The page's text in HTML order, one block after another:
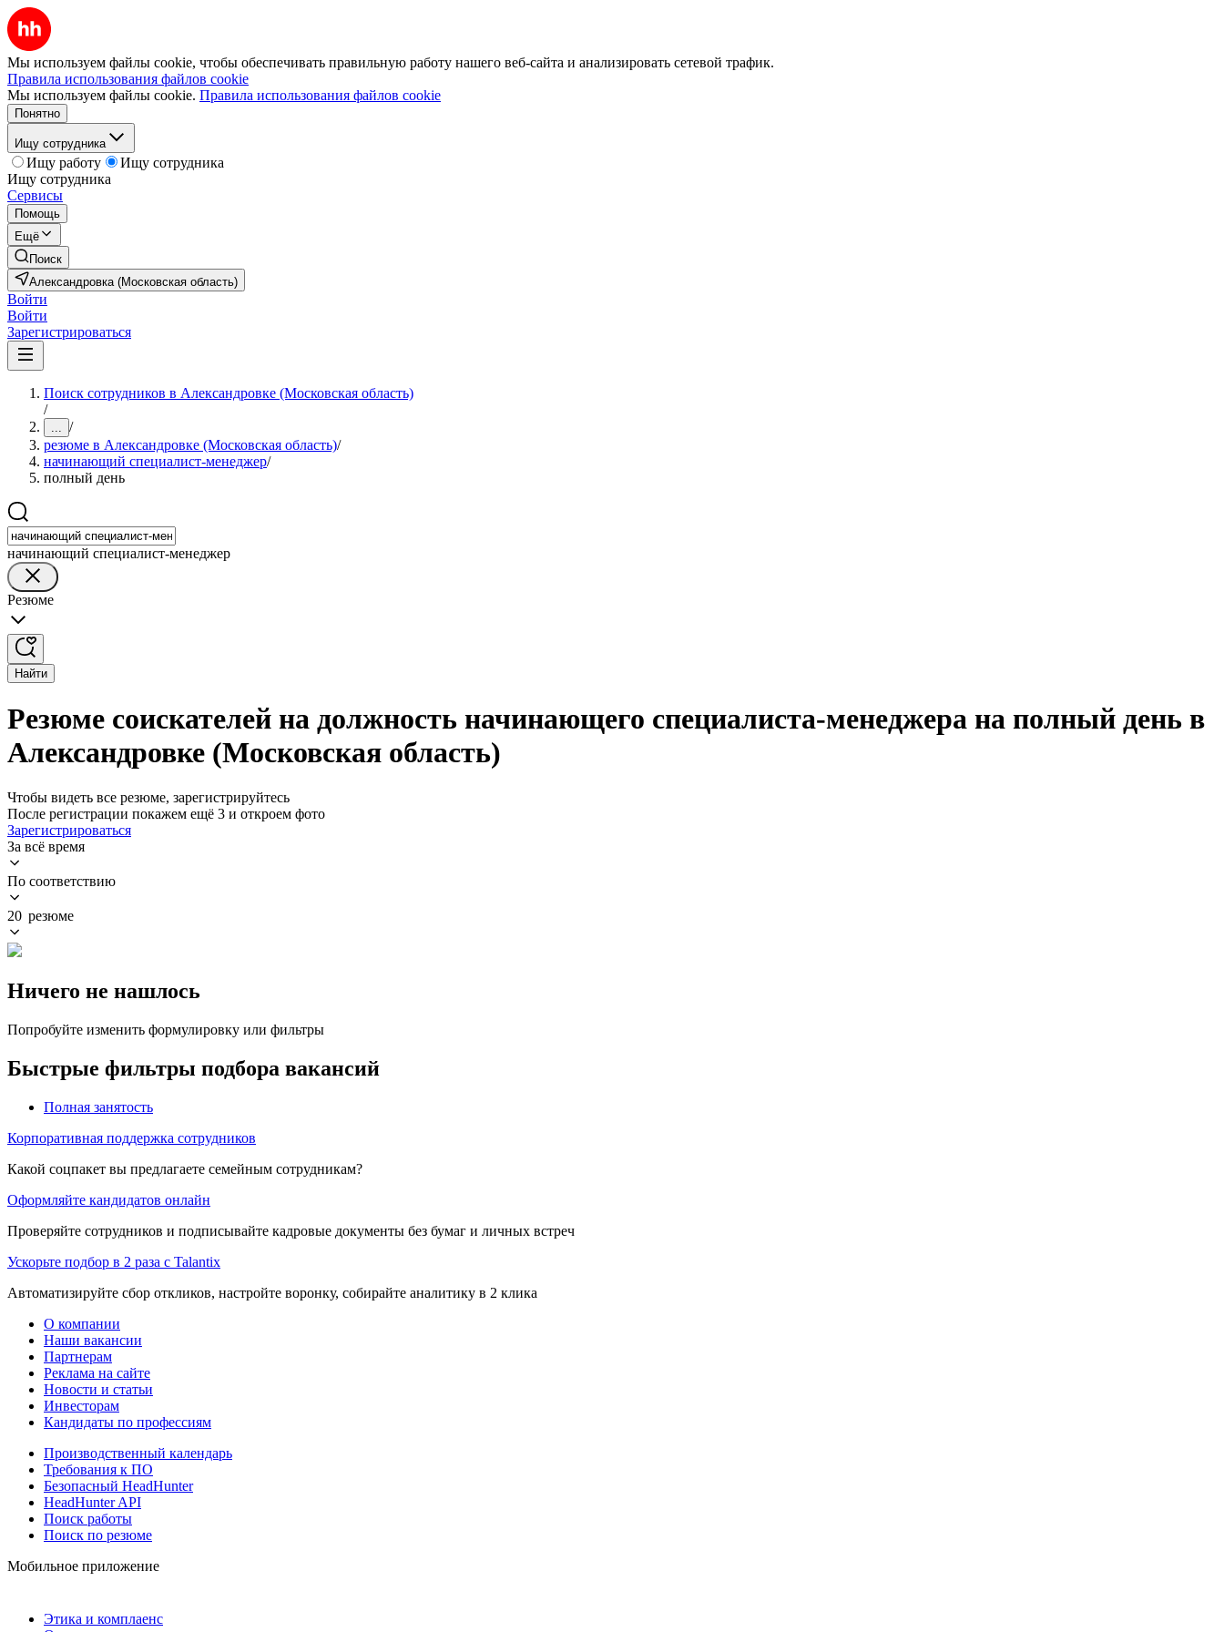
Мы используем файлы cookie, чтобы обеспечивать правильную работу нашего веб-сайта и анализировать сетевой трафик.
Правила использования файлов cookie
Мы используем файлы cookie. Правила использования файлов cookie
Понятно
Ищу сотрудника
Ищу работу
Ищу сотрудника
Ищу сотрудника
Сервисы
Помощь
Ещё
Поиск
Александровка (Московская область)
Войти
Войти
Зарегистрироваться
Поиск сотрудников в Александровке (Московская область)
/
... /
резюме в Александровке (Московская область)/
начинающий специалист-менеджер/
полный день
начинающий специалист-менеджер
Резюме
Найти
Резюме соискателей на должность начинающего специалиста-менеджера на полный день в
Александровке (Московская область)
Чтобы видеть все резюме, зарегистрируйтесь
После регистрации покажем ещё 3 и откроем фото
Зарегистрироваться
За всё время
По соответствию
20 резюме
Ничего не нашлось
Попробуйте изменить формулировку или фильтры
Быстрые фильтры подбора вакансий
Полная занятость
Корпоративная поддержка сотрудников
Какой соцпакет вы предлагаете семейным сотрудникам?
Оформляйте кандидатов онлайн
Проверяйте сотрудников и подписывайте кадровые документы без бумаг и личных встреч
Ускорьте подбор в 2 раза с Talantix
Автоматизируйте сбор откликов, настройте воронку, собирайте аналитику в 2 клика
О компании
Наши вакансии
Партнерам
Реклама на сайте
Новости и статьи
Инвесторам
Кандидаты по профессиям
Производственный календарь
Требования к ПО
Безопасный HeadHunter
HeadHunter API
Поиск работы
Поиск по резюме
Мобильное приложение
Этика и комплаенс